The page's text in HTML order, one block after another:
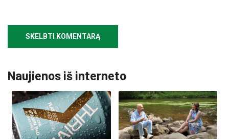
Naujienos iš interneto